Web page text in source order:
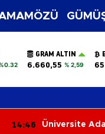
GRAM ALTIN
6.660,55 % 2,59
14:46
Üniversite